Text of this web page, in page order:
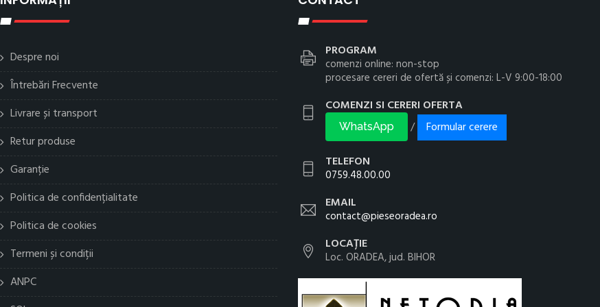
Despre noi
Întrebări Frecvente
Livrare și transport
Retur produse
Garanție
Politica de confidențialitate
Politica de cookies
Termeni și condiții
ANPC
PROGRAM
comenzi online: non-stop
procesare cereri de ofertă și comenzi: L-V 9:00-18:00
COMENZI SI CERERI OFERTA
WhatsApp /
Formular cerere
TELEFON
0759.48.00.00
EMAIL
contact@pieseoradea.ro
LOCAȚIE
Loc. ORADEA, jud. BIHOR